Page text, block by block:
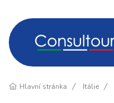
Hlavní stránka Itálie